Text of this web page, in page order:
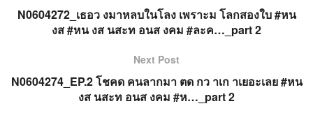
N0604272_เธอว งมาหลบในโลง เพราะม โลกสองใบ #หน
งส #หน งส นสะท อนส งคม #ละค…_part 2
Next Post
N0604274_EP.2 โชคด คนลากมา ตด กว าเก าเยอะเลย #หน
งส นสะท อนส งคม #ห…_part 2